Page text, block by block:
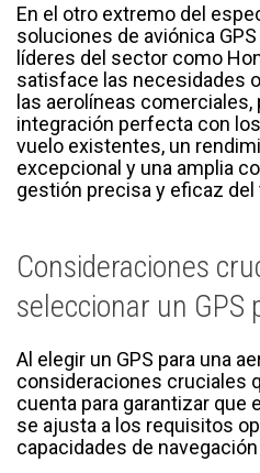
En el otro extremo del
soluciones de aviónica
líderes del sector como
satisface las necesidades
las aerolíneas comerciales,
integración perfecta con
vuelo existentes, un
excepcional y una amplia
gestión precisa y eficaz del
Consideraciones
seleccionar un GPS
Al elegir un GPS para una
consideraciones cruciales
cuenta para garantizar que
se ajusta a los requisitos
capacidades de